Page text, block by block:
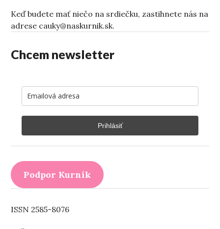
Keď budete mať niečo na srdiečku, zastihnete nás na
adrese cauky@naskurnik.sk.
Chcem newsletter
Prihlásiť
Podpor Kurník
ISSN 2585-8076